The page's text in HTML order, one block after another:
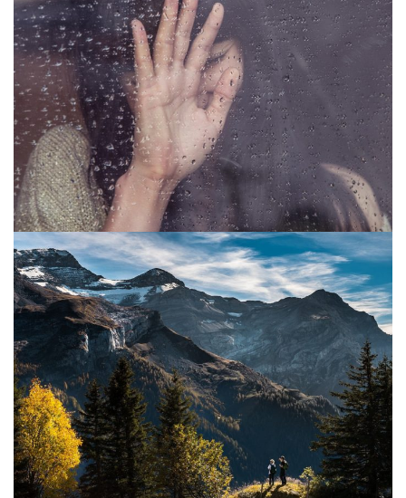
© Copyright Mattgroar / Mes photographies ne sont pas libres de droits